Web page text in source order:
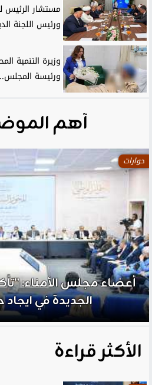
مستشار الرئيس
ورئيس اللجنة
وزيرة التنمية
ورئيسة
آهم
حوارات
أعضاء مجلس الأمناء:
الجديدة في
الأكثر قراءة